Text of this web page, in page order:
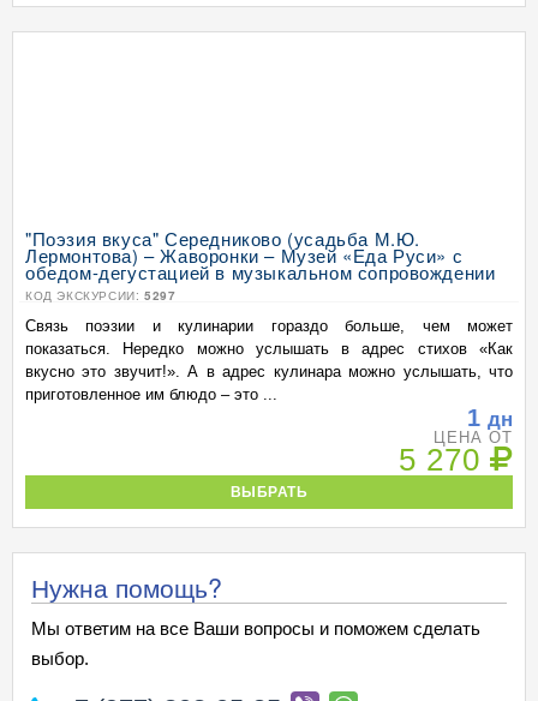
"Поэзия вкуса" Середниково (усадьба М.Ю.
Лермонтова) – Жаворонки – Музей «Еда Руси» с
обедом-дегустацией в музыкальном сопровождении
КОД ЭКСКУРСИИ: 5297
Связь поэзии и кулинарии гораздо больше, чем может
показаться. Нередко можно услышать в адрес стихов «Как
вкусно это звучит!». А в адрес кулинара можно услышать, что
приготовленное им блюдо – это ...
1 дн
ЦЕНА ОТ
5 270
ВЫБРАТЬ
Нужна помощь?
Мы ответим на все Ваши вопросы и поможем сделать
выбор.